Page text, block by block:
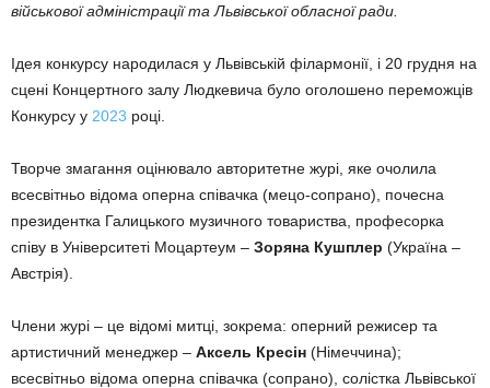
військової адміністрації та Львівської обласної ради.
Ідея конкурсу народилася у Львівській філармонії, і 20 грудня на
сцені Концертного залу Людкевича було оголошено переможців
Конкурсу у 2023 році.
Творче змагання оцінювало авторитетне журі, яке очолила
всесвітньо відома оперна співачка (мецо-сопрано), почесна
президентка Галицького музичного товариства, професорка
співу в Університеті Моцартеум – Зоряна Кушплер (Україна –
Австрія).
Члени журі – це відомі митці, зокрема: оперний режисер та
артистичний менеджер – Аксель Кресін (Німеччина);
всесвітньо відома оперна співачка (сопрано), солістка Львівської